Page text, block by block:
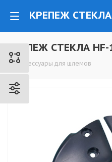
КРЕПЕЖ СТЕКЛА
Аксессуары для шлемов